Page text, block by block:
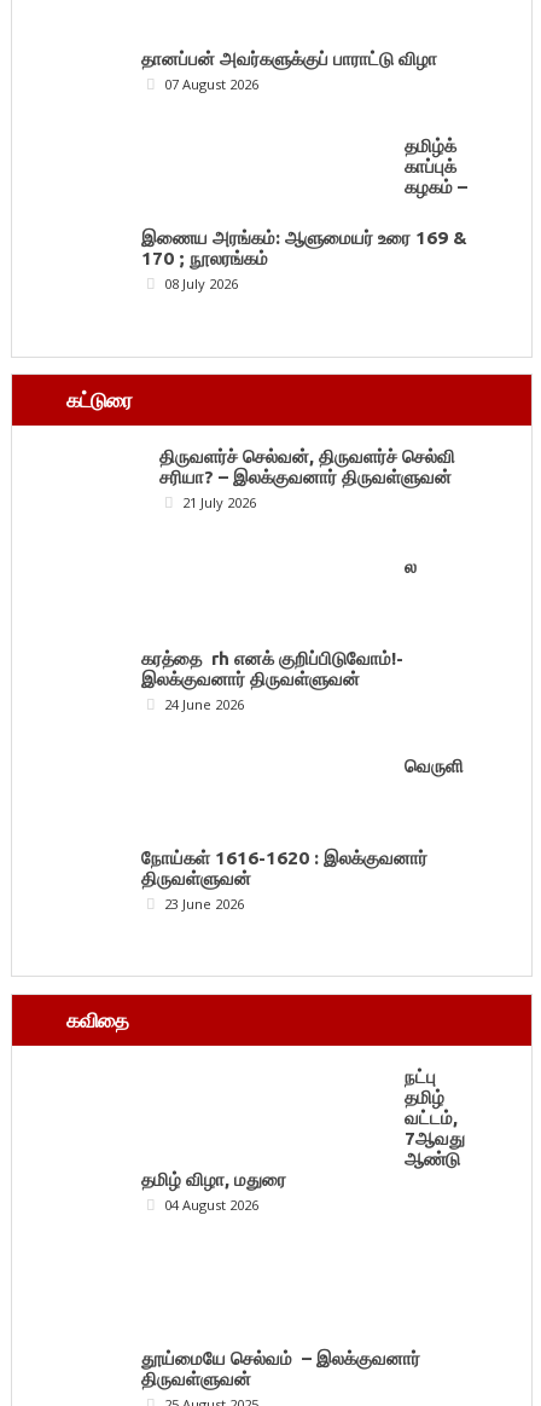
தானப்பன் அவர்களுக்குப் பாராட்டு விழா
07 August 2026
தமிழ்க்
காப்புக்
கழகம் –
இணைய அரங்கம்: ஆளுமையர் உரை 169 &
170 ; நூலரங்கம்
08 July 2026
கட்டுரை
திருவளர்ச் செல்வன், திருவளர்ச் செல்வி
சரியா? – இலக்குவனார் திருவள்ளுவன்
21 July 2026
ல
கரத்தை rh எனக் குறிப்பிடுவோம்!-
இலக்குவனார் திருவள்ளுவன்
24 June 2026
வெருளி
நோய்கள் 1616-1620 : இலக்குவனார்
திருவள்ளுவன்
23 June 2026
கவிதை
நட்பு
தமிழ்
வட்டம்,
7ஆவது
ஆண்டு
தமிழ் விழா, மதுரை
04 August 2026
தூய்மையே செல்வம் – இலக்குவனார்
திருவள்ளுவன்